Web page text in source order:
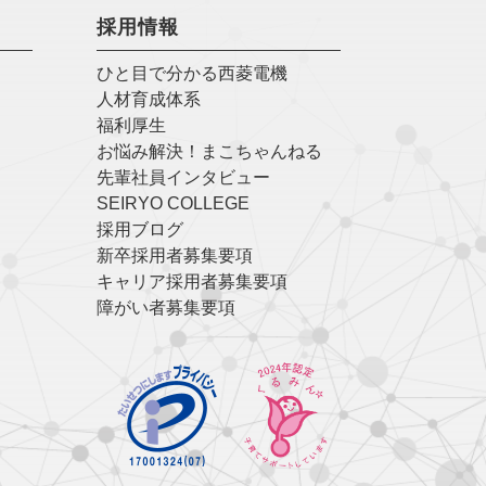
採用情報
ひと目で分かる西菱電機
人材育成体系
福利厚生
お悩み解決！まこちゃんねる
先輩社員インタビュー
SEIRYO COLLEGE
採用ブログ
新卒採用者募集要項
キャリア採用者募集要項
障がい者募集要項